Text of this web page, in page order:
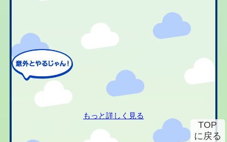
もっと詳しく見る
TOP
に戻る